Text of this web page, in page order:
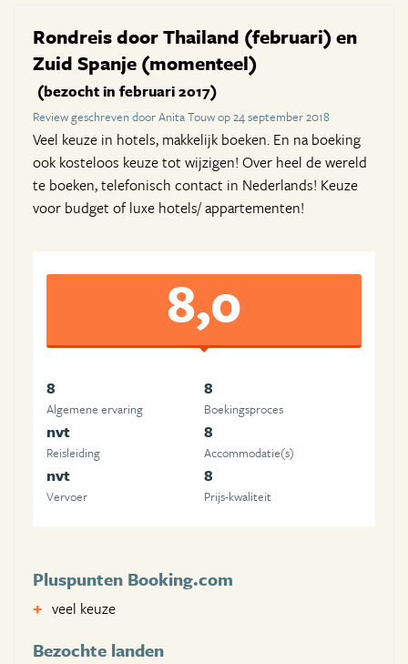
Rondreis door Thailand (februari) en
Zuid Spanje (momenteel)
(bezocht in februari 2017)
Review geschreven door Anita Touw op 24 september 2018
Veel keuze in hotels, makkelijk boeken. En na boeking
ook kosteloos keuze tot wijzigen! Over heel de wereld
te boeken, telefonisch contact in Nederlands! Keuze
voor budget of luxe hotels/ appartementen!
8,0
8
Algemene ervaring
8
Boekingsproces
nvt
Reisleiding
8
Accommodatie(s)
nvt
Vervoer
8
Prijs-kwaliteit
Pluspunten Booking.com
veel keuze
Bezochte landen